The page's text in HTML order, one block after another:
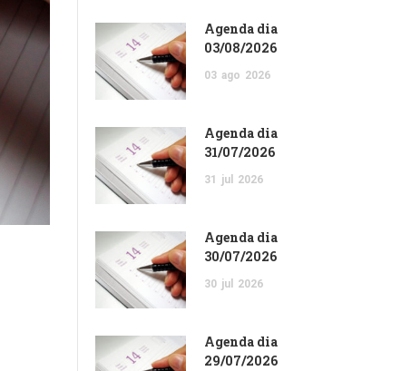
Agenda dia
03/08/2026
03 ago 2026
Agenda dia
31/07/2026
31 jul 2026
Agenda dia
30/07/2026
30 jul 2026
Agenda dia
29/07/2026